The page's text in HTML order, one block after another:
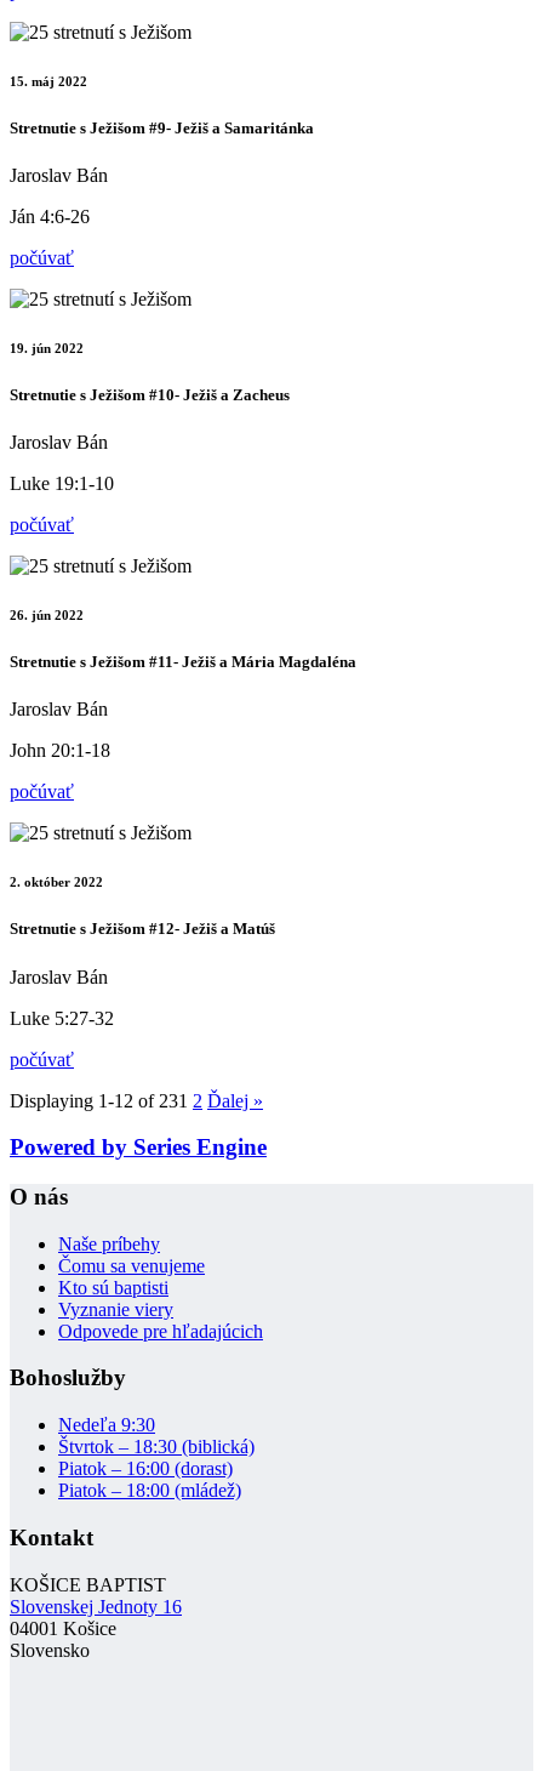
15. máj 2022
Stretnutie s Ježišom #9- Ježiš a Samaritánka
Jaroslav Bán
Ján 4:6-26
počúvať
19. jún 2022
Stretnutie s Ježišom #10- Ježiš a Zacheus
Jaroslav Bán
Luke 19:1-10
počúvať
26. jún 2022
Stretnutie s Ježišom #11- Ježiš a Mária Magdaléna
Jaroslav Bán
John 20:1-18
počúvať
2. október 2022
Stretnutie s Ježišom #12- Ježiš a Matúš
Jaroslav Bán
Luke 5:27-32
počúvať
Displaying 1-12 of 231 2 Ďalej »
Powered by Series Engine
O nás
Naše príbehy
Čomu sa venujeme
Kto sú baptisti
Vyznanie viery
Odpovede pre hľadajúcich
Bohoslužby
Nedeľa 9:30
Štvrtok – 18:30 (biblická)
Piatok – 16:00 (dorast)
Piatok – 18:00 (mládež)
Kontakt
KOŠICE BAPTIST
Slovenskej Jednoty 16
04001 Košice
Slovensko